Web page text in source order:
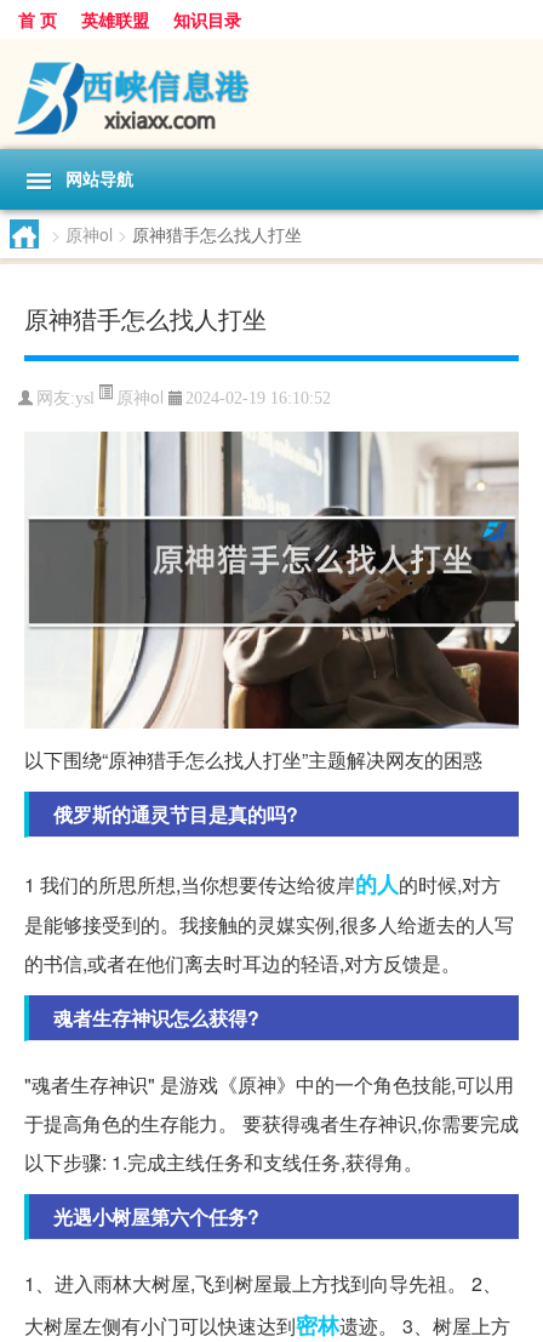
首 页 英雄联盟 知识目录
网站导航
> 原神ol > 原神猎手怎么找人打坐
原神猎手怎么找人打坐
网友:ysl 原神ol 2024-02-19 16:10:52
以下围绕“原神猎手怎么找人打坐”主题解决网友的困惑
俄罗斯的通灵节目是真的吗?
1 我们的所思所想,当你想要传达给彼岸的人的时候,对方
是能够接受到的。我接触的灵媒实例,很多人给逝去的人写
的书信,或者在他们离去时耳边的轻语,对方反馈是。
魂者生存神识怎么获得?
"魂者生存神识" 是游戏《原神》中的一个角色技能,可以用
于提高角色的生存能力。 要获得魂者生存神识,你需要完成
以下步骤: 1.完成主线任务和支线任务,获得角。
光遇小树屋第六个任务?
1、进入雨林大树屋,飞到树屋最上方找到向导先祖。 2、
大树屋左侧有小门可以快速达到密林遗迹。 3、树屋上方